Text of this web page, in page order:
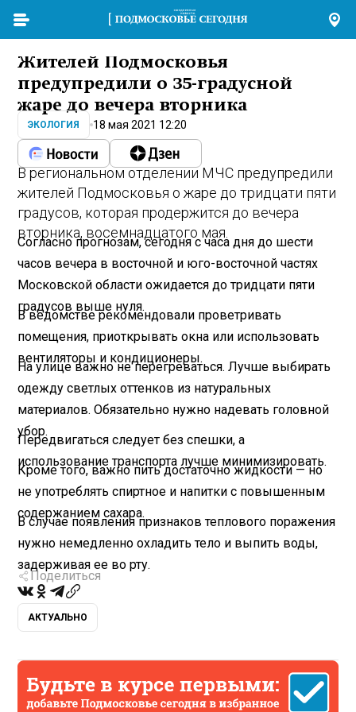
Жителей Подмосковья
предупредили о 35-градусной
жаре до вечера вторника
ЭКОЛОГИЯ 18 мая 2021 12:20
В региональном отделении МЧС предупредили
жителей Подмосковья о жаре до тридцати пяти
градусов, которая продержится до вечера
вторника, восемнадцатого мая.
Согласно прогнозам, сегодня с часа дня до шести
часов вечера в восточной и юго-восточной частях
Московской области ожидается до тридцати пяти
градусов выше нуля.
В ведомстве рекомендовали проветривать
помещения, приоткрывать окна или использовать
вентиляторы и кондиционеры.
На улице важно не перегреваться. Лучше выбирать
одежду светлых оттенков из натуральных
материалов. Обязательно нужно надевать головной
убор.
Передвигаться следует без спешки, а
использование транспорта лучше минимизировать.
Кроме того, важно пить достаточно жидкости — но
не употреблять спиртное и напитки с повышенным
содержанием сахара.
В случае появления признаков теплового поражения
нужно немедленно охладить тело и выпить воды,
задерживая ее во рту.
Поделиться
АКТУАЛЬНО